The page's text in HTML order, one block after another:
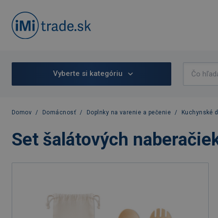
Vyberte si kategóriu
Domov / Domácnosť / Doplnky na varenie a pečenie / Kuchynské
Set šalátových